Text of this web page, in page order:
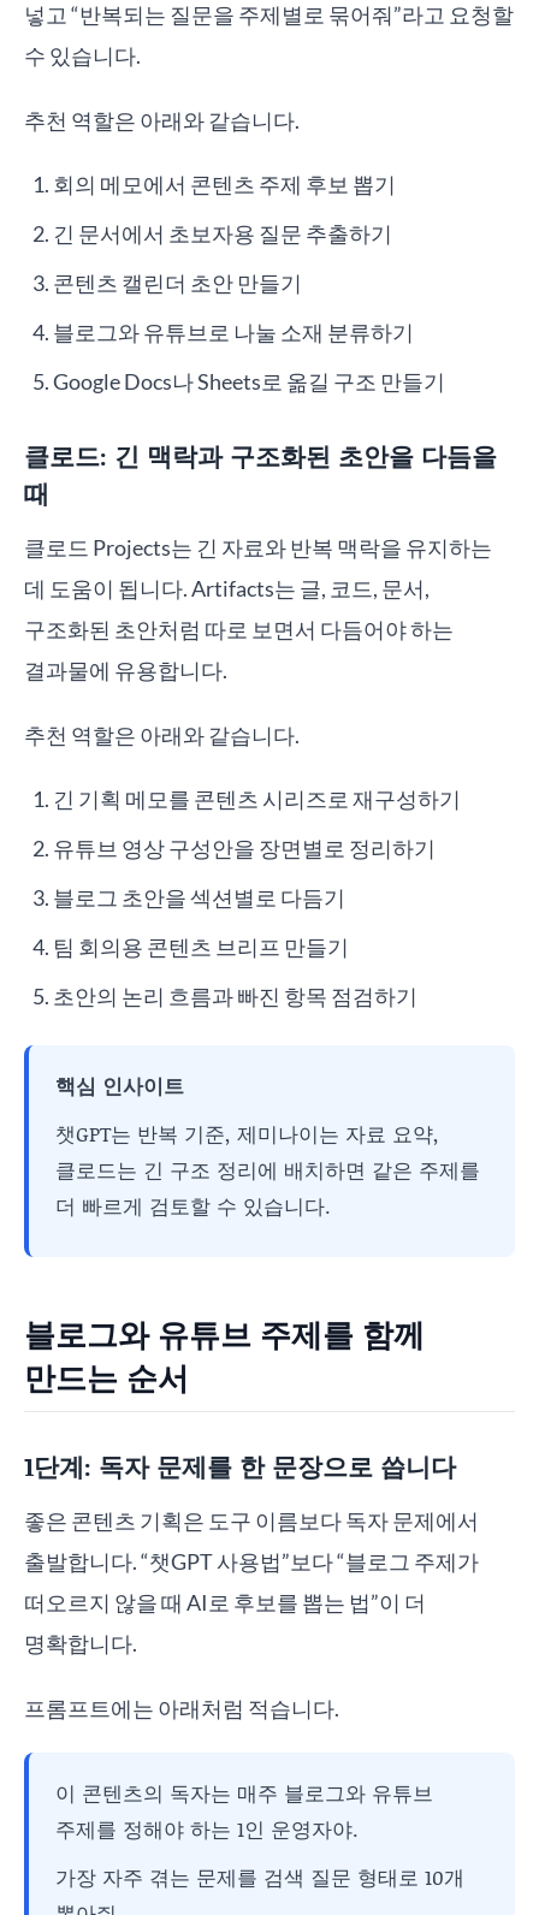
넣고 “반복되는 질문을 주제별로 묶어줘”라고 요청할
수 있습니다.
추천 역할은 아래와 같습니다.
회의 메모에서 콘텐츠 주제 후보 뽑기
긴 문서에서 초보자용 질문 추출하기
콘텐츠 캘린더 초안 만들기
블로그와 유튜브로 나눌 소재 분류하기
Google Docs나 Sheets로 옮길 구조 만들기
클로드: 긴 맥락과 구조화된 초안을 다듬을
때
클로드 Projects는 긴 자료와 반복 맥락을 유지하는
데 도움이 됩니다. Artifacts는 글, 코드, 문서,
구조화된 초안처럼 따로 보면서 다듬어야 하는
결과물에 유용합니다.
추천 역할은 아래와 같습니다.
긴 기획 메모를 콘텐츠 시리즈로 재구성하기
유튜브 영상 구성안을 장면별로 정리하기
블로그 초안을 섹션별로 다듬기
팀 회의용 콘텐츠 브리프 만들기
초안의 논리 흐름과 빠진 항목 점검하기
핵심 인사이트
챗GPT는 반복 기준, 제미나이는 자료 요약,
클로드는 긴 구조 정리에 배치하면 같은 주제를
더 빠르게 검토할 수 있습니다.
블로그와 유튜브 주제를 함께
만드는 순서
1단계: 독자 문제를 한 문장으로 씁니다
좋은 콘텐츠 기획은 도구 이름보다 독자 문제에서
출발합니다. “챗GPT 사용법”보다 “블로그 주제가
떠오르지 않을 때 AI로 후보를 뽑는 법”이 더
명확합니다.
프롬프트에는 아래처럼 적습니다.
이 콘텐츠의 독자는 매주 블로그와 유튜브
주제를 정해야 하는 1인 운영자야.
가장 자주 겪는 문제를 검색 질문 형태로 10개